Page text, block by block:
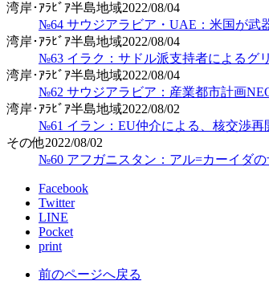
湾岸･ｱﾗﾋﾞｱ半島地域2022/08/04
№64 サウジアラビア・UAE：米国が武
湾岸･ｱﾗﾋﾞｱ半島地域2022/08/04
№63 イラク：サドル派支持者によるグ
湾岸･ｱﾗﾋﾞｱ半島地域2022/08/04
№62 サウジアラビア：産業都市計画
湾岸･ｱﾗﾋﾞｱ半島地域2022/08/02
№61 イラン：EU仲介による、核交渉再
その他2022/08/02
№60 アフガニスタン：アル=カーイダ
Facebook
Twitter
LINE
Pocket
print
前のページへ戻る